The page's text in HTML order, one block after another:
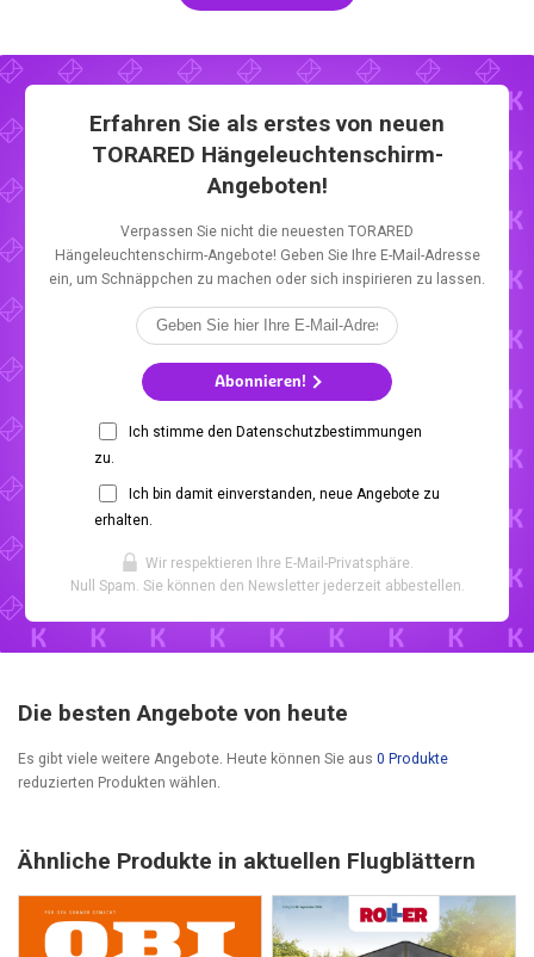
Erfahren Sie als erstes von neuen
TORARED Hängeleuchtenschirm-
Angeboten!
Verpassen Sie nicht die neuesten TORARED
Hängeleuchtenschirm-Angebote! Geben Sie Ihre E-Mail-Adresse
ein, um Schnäppchen zu machen oder sich inspirieren zu lassen.
Abonnieren!
Ich stimme den Datenschutzbestimmungen
zu.
Ich bin damit einverstanden, neue Angebote zu
erhalten.
Wir respektieren Ihre E-Mail-Privatsphäre.
Null Spam. Sie können den Newsletter jederzeit abbestellen.
Die besten Angebote von heute
Es gibt viele weitere Angebote. Heute können Sie aus 0 Produkte
reduzierten Produkten wählen.
Ähnliche Produkte in aktuellen Flugblättern